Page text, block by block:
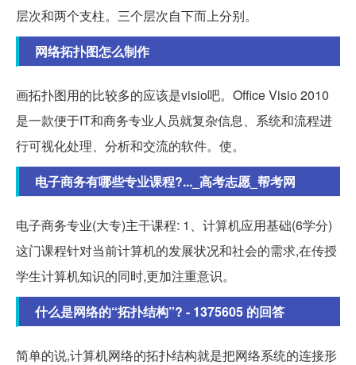
层次和两个支柱。三个层次自下而上分别。
网络拓扑图怎么制作
画拓扑图用的比较多的应该是visio吧。Office Visio 2010
是一款便于IT和商务专业人员就复杂信息、系统和流程进
行可视化处理、分析和交流的软件。使。
电子商务有哪些专业课程?..._高考志愿_帮考网
电子商务专业(大专)主干课程: 1、计算机应用基础(6学分)
这门课程针对当前计算机的发展状况和社会的需求,在传授
学生计算机知识的同时,更加注重意识。
什么是网络的“拓扑结构”? - 1375605 的回答
简单的说,计算机网络的拓扑结构就是把网络系统的连接形